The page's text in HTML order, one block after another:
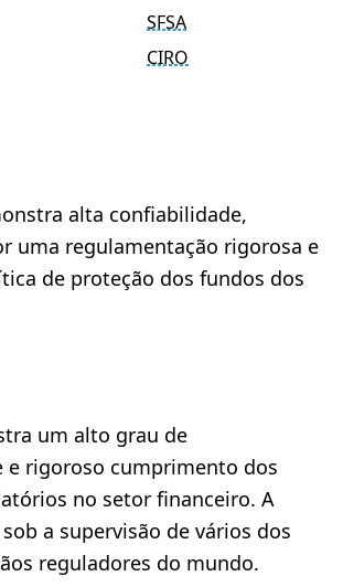
SFSA
CIRO
alta confiabilidade,
uma regulamentação rigorosa e
de proteção dos fundos dos
um alto grau de
e rigoroso cumprimento dos
no setor financeiro. A
a supervisão de vários dos
reguladores do mundo.